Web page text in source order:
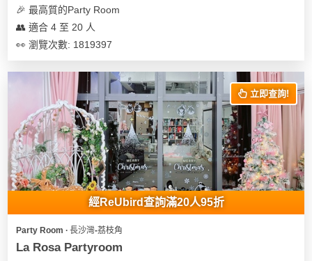
🎉 最高質的Party Room
👥 適合 4 至 20 人
👀 瀏覽次數: 1819397
立即查詢!
經ReUbird查詢滿20人95折
Party Room ∙ 長沙灣-荔枝角
La Rosa Partyroom